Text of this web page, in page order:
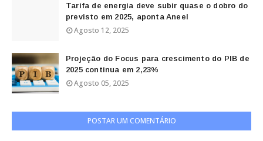
Tarifa de energia deve subir quase o dobro do
previsto em 2025, aponta Aneel
Agosto 12, 2025
Projeção do Focus para crescimento do PIB de
2025 continua em 2,23%
Agosto 05, 2025
POSTAR UM COMENTÁRIO